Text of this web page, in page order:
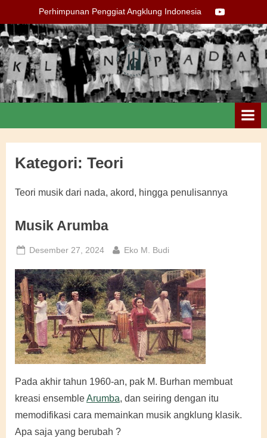
to
content
Perhimpunan Penggiat Angklung Indonesia Youtube
Perhimpunan
Penggiat
Indonesia
Kategori: Teori
Teori musik dari nada, akord, hingga penulisannya
Musik Arumba
Posted
Desember 27, 2024 By
Eko M. Budi
Pada akhir tahun 1960-an, pak M. Burhan membuat
kreasi ensembleArumba, dan seiring dengan itu
memodifikasi cara memainkan musik angklung klasik.
Apa saja yang berubah ?